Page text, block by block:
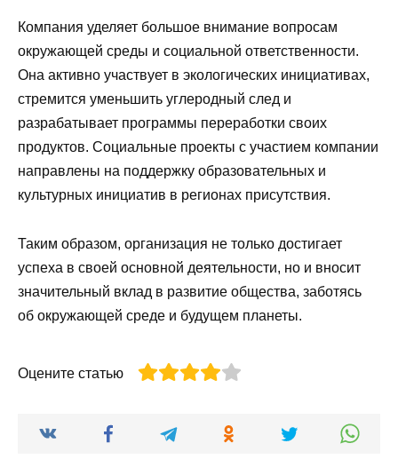
Компания уделяет большое внимание вопросам
окружающей среды и социальной ответственности.
Она активно участвует в экологических инициативах,
стремится уменьшить углеродный след и
разрабатывает программы переработки своих
продуктов. Социальные проекты с участием компании
направлены на поддержку образовательных и
культурных инициатив в регионах присутствия.
Таким образом, организация не только достигает
успеха в своей основной деятельности, но и вносит
значительный вклад в развитие общества, заботясь
об окружающей среде и будущем планеты.
Оцените статью